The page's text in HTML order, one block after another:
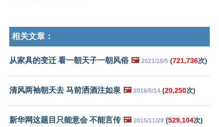
相关文章：
从家具的变迁 看一朝天子一朝风俗 🖼️ 2021/10/5 (721,736次)
清风两袖朝天去 马前洒酒注如泉 🖼️ 2016/5/14 (20,250次)
新华网这题目只能意会 不能言传 🖼️ 2015/11/29 (529,104次)